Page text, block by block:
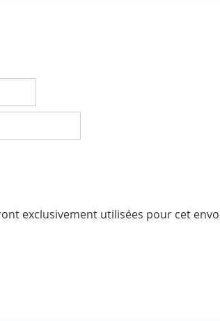
exclusivement utilisées pour cet